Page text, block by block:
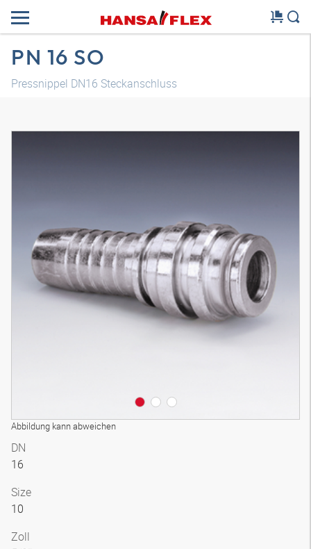
PN 16 SO
Pressnippel DN16 Steckanschluss
Abbildung kann abweichen
3D Modell
DN
16
Size
10
Zoll